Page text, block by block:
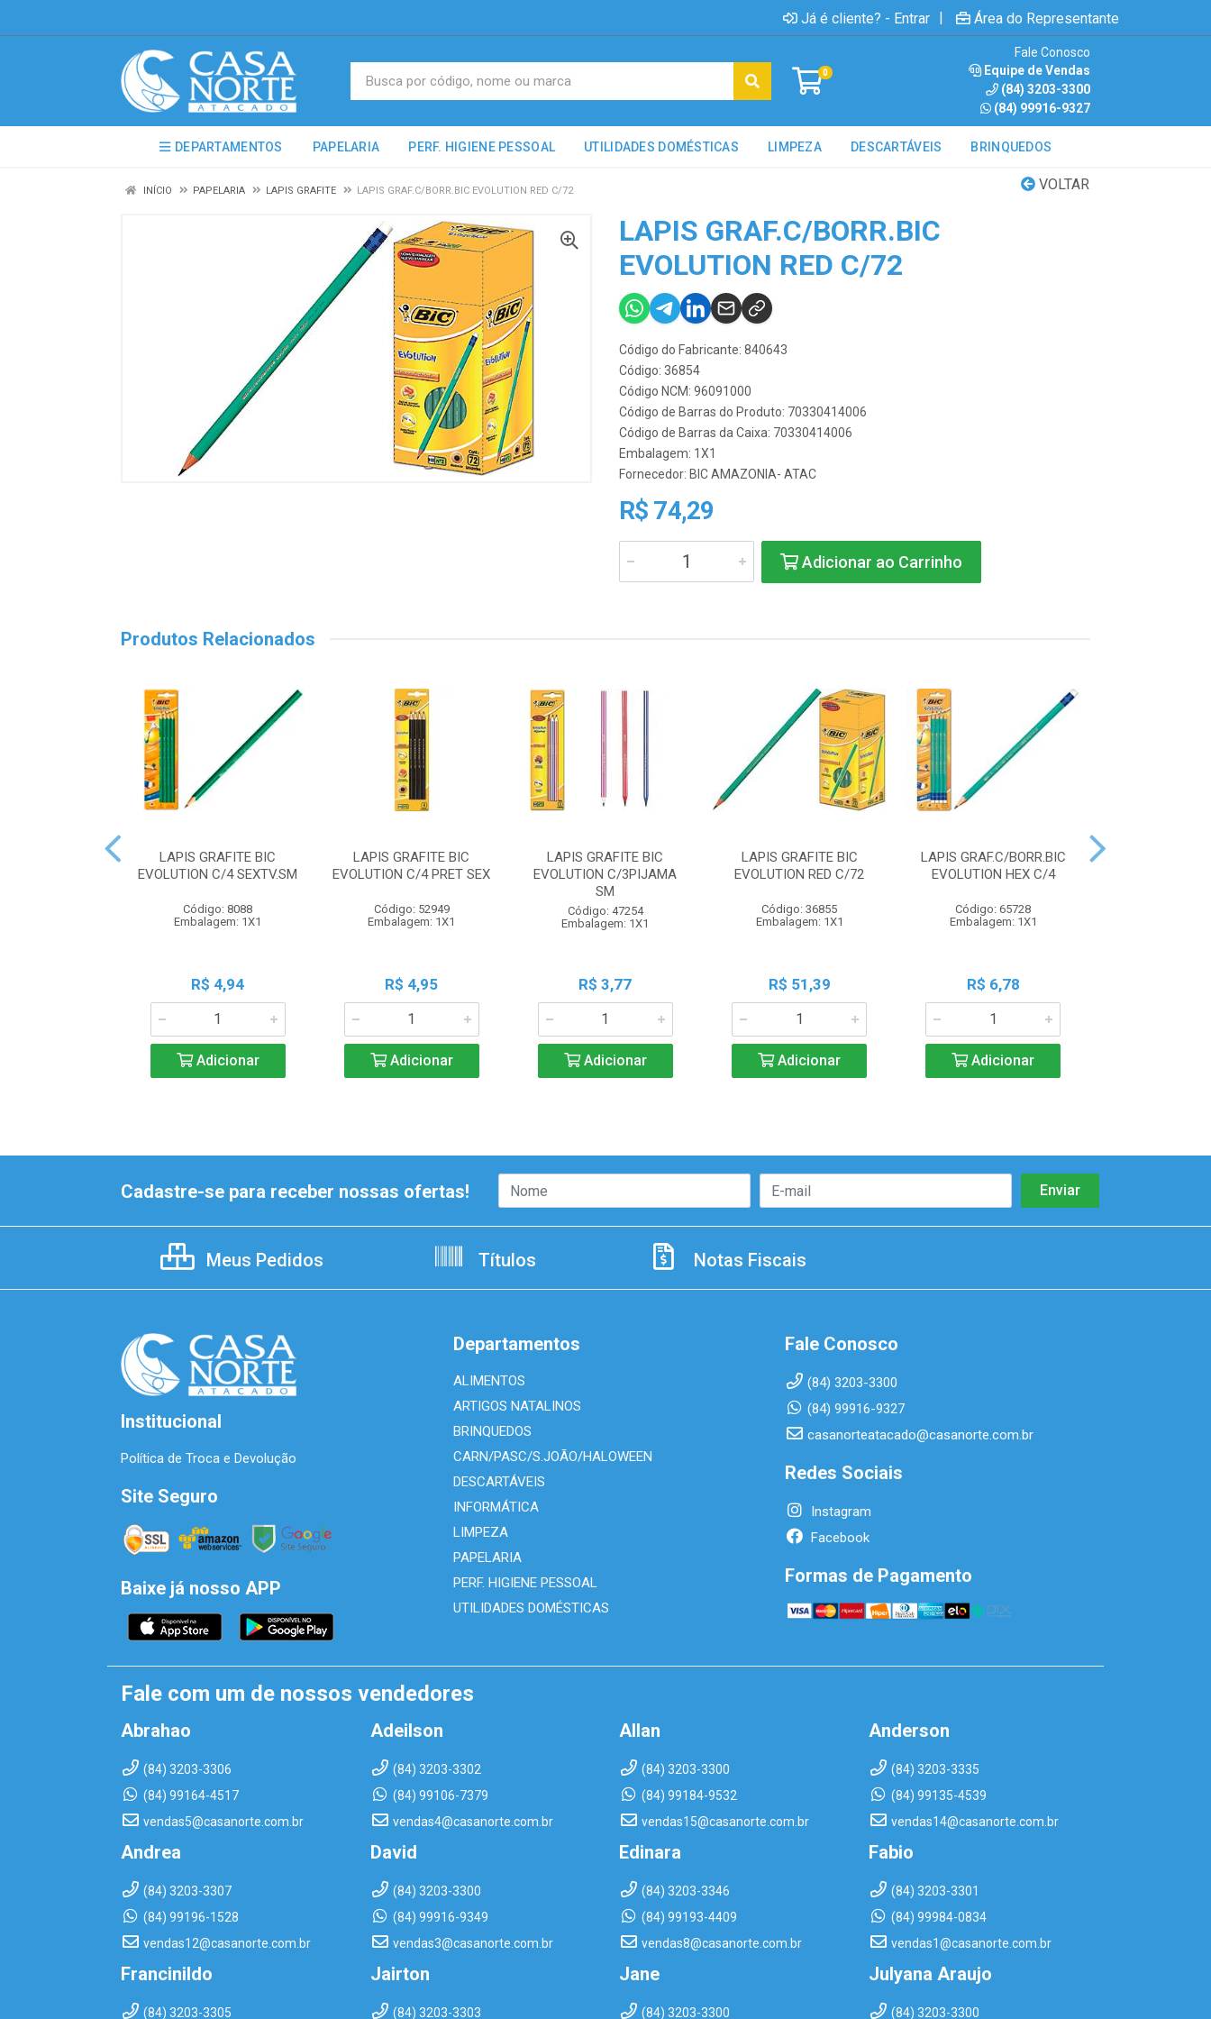
Já é cliente? - Entrar | Área do Representante
0
Fale Conosco
Equipe de Vendas
(84) 3203-3300
(84) 99916-9327
DEPARTAMENTOS PAPELARIA PERF. HIGIENE PESSOAL UTILIDADES DOMÉSTICAS LIMPEZA DESCARTÁVEIS BRINQUEDOS
VOLTAR
INÍCIO PAPELARIA LAPIS GRAFITE LAPIS GRAF.C/BORR.BIC EVOLUTION RED C/72
LAPIS GRAF.C/BORR.BIC
EVOLUTION RED C/72
Código do Fabricante: 840643
Código: 36854
Código NCM: 96091000
Código de Barras do Produto: 70330414006
Código de Barras da Caixa: 70330414006
Embalagem: 1X1
Fornecedor: BIC AMAZONIA- ATAC
R$ 74,29
Adicionar ao Carrinho
Produtos Relacionados
LAPIS GRAFITE BIC
EVOLUTION C/4 SEXTV.SM
Código: 8088
Embalagem: 1X1
R$ 4,94
Adicionar
LAPIS GRAFITE BIC
EVOLUTION C/4 PRET SEX
Código: 52949
Embalagem: 1X1
R$ 4,95
Adicionar
LAPIS GRAFITE BIC
EVOLUTION C/3PIJAMA
SM
Código: 47254
Embalagem: 1X1
R$ 3,77
Adicionar
LAPIS GRAFITE BIC
EVOLUTION RED C/72
Código: 36855
Embalagem: 1X1
R$ 51,39
Adicionar
LAPIS GRAF.C/BORR.BIC
EVOLUTION HEX C/4
Código: 65728
Embalagem: 1X1
R$ 6,78
Adicionar
Cadastre-se para receber nossas ofertas!
Meus Pedidos Títulos Notas Fiscais
Institucional
Política de Troca e Devolução
Site Seguro
Baixe já nosso APP
Departamentos
ALIMENTOS
ARTIGOS NATALINOS
BRINQUEDOS
CARN/PASC/S.JOÃO/HALOWEEN
DESCARTÁVEIS
INFORMÁTICA
LIMPEZA
PAPELARIA
PERF. HIGIENE PESSOAL
UTILIDADES DOMÉSTICAS
Fale Conosco
(84) 3203-3300
(84) 99916-9327
casanorteatacado@casanorte.com.br
Redes Sociais
Instagram
Facebook
Formas de Pagamento
Fale com um de nossos vendedores
Abrahao
(84) 3203-3306
(84) 99164-4517
vendas5@casanorte.com.br
Adeilson
(84) 3203-3302
(84) 99106-7379
vendas4@casanorte.com.br
Allan
(84) 3203-3300
(84) 99184-9532
vendas15@casanorte.com.br
Anderson
(84) 3203-3335
(84) 99135-4539
vendas14@casanorte.com.br
Andrea
(84) 3203-3307
(84) 99196-1528
vendas12@casanorte.com.br
David
(84) 3203-3300
(84) 99916-9349
vendas3@casanorte.com.br
Edinara
(84) 3203-3346
(84) 99193-4409
vendas8@casanorte.com.br
Fabio
(84) 3203-3301
(84) 99984-0834
vendas1@casanorte.com.br
Francinildo
(84) 3203-3305
Jairton
(84) 3203-3303
Jane
(84) 3203-3300
Julyana Araujo
(84) 3203-3300